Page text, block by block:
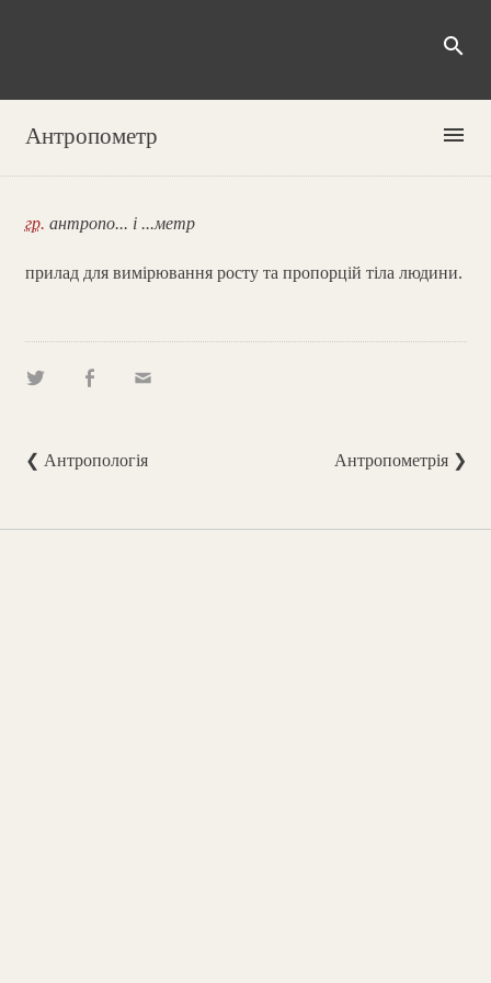
search
Антропометр menu
гр. антропо... і ...метр
прилад для вимірювання росту та пропорцій тіла людини.
❮ Антропологія Антропометрія ❯